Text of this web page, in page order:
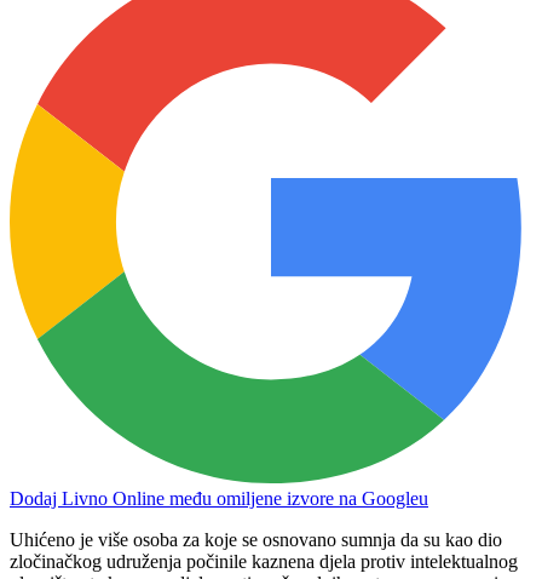
Dodaj Livno Online među omiljene izvore na Googleu
Uhićeno je više osoba za koje se osnovano sumnja da su kao dio
zločinačkog udruženja počinile kaznena djela protiv intelektualnog